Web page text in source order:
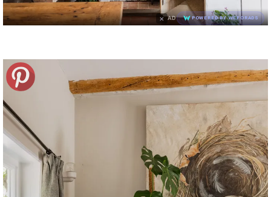
× AD POWERED BY WEFORADS